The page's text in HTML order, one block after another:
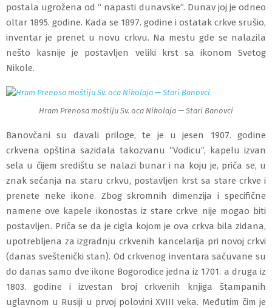
postala ugrožena od “ napasti dunavske”. Dunav joj je odneo
oltar 1895. godine. Kada se 1897. godine i ostatak crkve srušio,
inventar je prenet u novu crkvu. Na mestu gde se nalazila
nešto kasnije je postavljen veliki krst sa ikonom Svetog
Nikole.
Hram Prenosa moštiju Sv. oca Nikolaja — Stari Banovci
Banovčani su davali priloge, te je u jesen 1907. godine
crkvena opština sazidala takozvanu “Vodicu”, kapelu izvan
sela u čijem središtu se nalazi bunar i na koju je, priča se, u
znak sećanja na staru crkvu, postavljen krst sa stare crkve i
prenete neke ikone. Zbog skromnih dimenzija i specifične
namene ove kapele ikonostas iz stare crkve nije mogao biti
postavljen. Priča se da je cigla kojom je ova crkva bila zidana,
upotrebljena za izgradnju crkvenih kancelarija pri novoj crkvi
(danas sveštenički stan). Od crkvenog inventara sačuvane su
do danas samo dve ikone Bogorodice jedna iz 1701. a druga iz
1803. godine i izvestan broj crkvenih knjiga štampanih
uglavnom u Rusiji u prvoj polovini XVIII veka. Međutim čim je